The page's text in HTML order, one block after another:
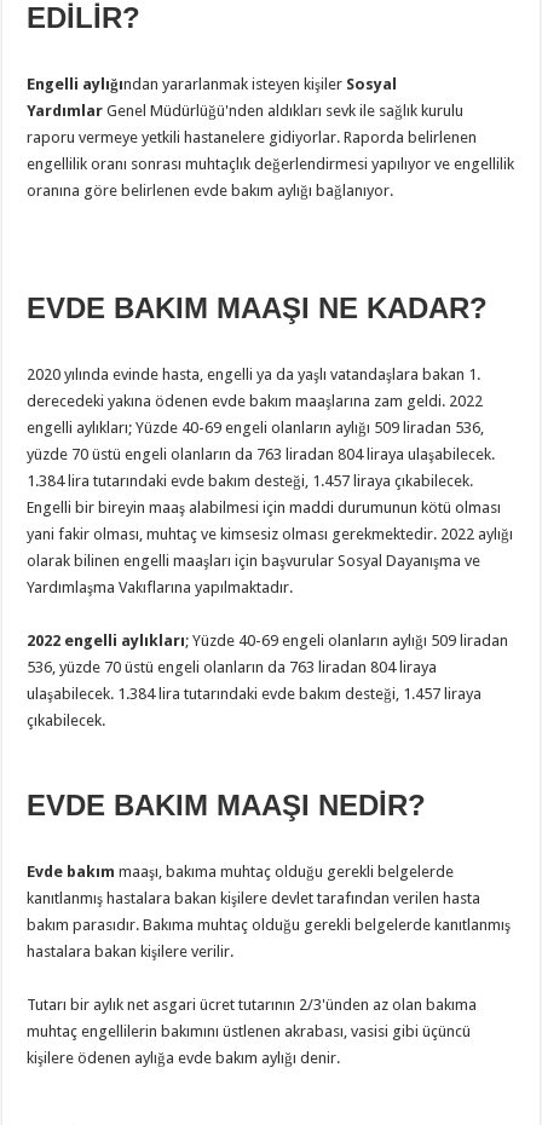
EDİLİR?
Engelli aylığından yararlanmak isteyen kişiler Sosyal
Yardımlar Genel Müdürlüğü'nden aldıkları sevk ile sağlık kurulu
raporu vermeye yetkili hastanelere gidiyorlar. Raporda belirlenen
engellilik oranı sonrası muhtaçlık değerlendirmesi yapılıyor ve engellilik
oranına göre belirlenen evde bakım aylığı bağlanıyor.
EVDE BAKIM MAAŞI NE KADAR?
2020 yılında evinde hasta, engelli ya da yaşlı vatandaşlara bakan 1.
derecedeki yakına ödenen evde bakım maaşlarına zam geldi. 2022
engelli aylıkları; Yüzde 40-69 engeli olanların aylığı 509 liradan 536,
yüzde 70 üstü engeli olanların da 763 liradan 804 liraya ulaşabilecek.
1.384 lira tutarındaki evde bakım desteği, 1.457 liraya çıkabilecek.
Engelli bir bireyin maaş alabilmesi için maddi durumunun kötü olması
yani fakir olması, muhtaç ve kimsesiz olması gerekmektedir. 2022 aylığı
olarak bilinen engelli maaşları için başvurular Sosyal Dayanışma ve
Yardımlaşma Vakıflarına yapılmaktadır.
2022 engelli aylıkları; Yüzde 40-69 engeli olanların aylığı 509 liradan
536, yüzde 70 üstü engeli olanların da 763 liradan 804 liraya
ulaşabilecek. 1.384 lira tutarındaki evde bakım desteği, 1.457 liraya
çıkabilecek.
EVDE BAKIM MAAŞI NEDİR?
Evde bakım maaşı, bakıma muhtaç olduğu gerekli belgelerde
kanıtlanmış hastalara bakan kişilere devlet tarafından verilen hasta
bakım parasıdır. Bakıma muhtaç olduğu gerekli belgelerde kanıtlanmış
hastalara bakan kişilere verilir.
Tutarı bir aylık net asgari ücret tutarının 2/3'ünden az olan bakıma
muhtaç engellilerin bakımını üstlenen akrabası, vasisi gibi üçüncü
kişilere ödenen aylığa evde bakım aylığı denir.